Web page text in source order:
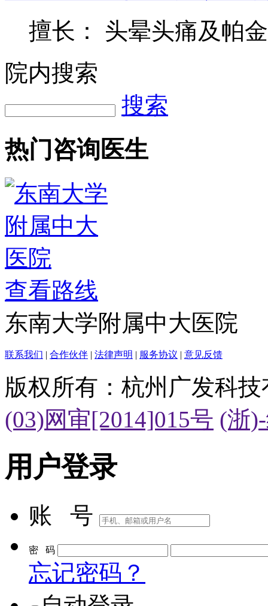
擅长： 头晕头痛及帕
院内搜索
搜索
热门咨询医生
查看路线
东南大学附属中大医院
联系我们 | 合作伙伴 | 法律声明 | 服务协议 | 意见反馈
版权所有：杭州广发科
(03)网审[2014]015号 (浙
用户登录
账 号
密 码
忘记密码？